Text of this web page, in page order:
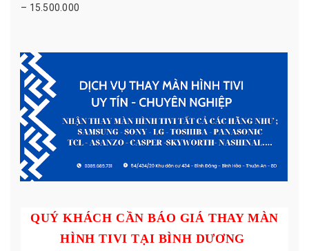
– 15.500.000
QUÝ KHÁCH CẦN BÁO GIÁ THAY MÀN
HÌNH TIVI TẠI BÌNH DƯƠNG